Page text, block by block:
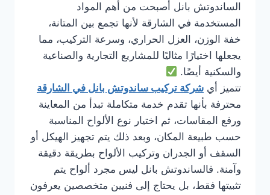
الساندوتش بانل أصبحت من أهم المواد
المستخدمة في الشارقة لأنها تجمع بين المتانة،
خفة الوزن، العزل الحراري، وسرعة التركيب، مما
يجعلها اختيارًا مثاليًا للمشاريع التجارية والصناعية
والسكنية أيضًا.
تتميز أي شركة تركيب ساندوتش بانل في الشارقة
محترفة بأنها تقدم خدمة متكاملة تبدأ من المعاينة
ورفع المقاسات، ثم اختيار نوع الألواح المناسبة
حسب طبيعة المكان، وبعد ذلك يتم تجهيز الهيكل أو
السقف أو الجدران وتركيب الألواح بطريقة دقيقة
وآمنة. فالساندوتش بانل ليس مجرد ألواح يتم
تثبيتها فقط، بل يحتاج إلى فنيين متخصصين يعرفون